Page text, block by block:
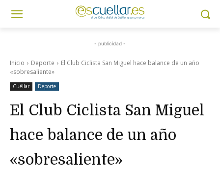
- publicidad -
Inicio Deporte
El Club Ciclista San Miguel hace balance de un año
«sobresaliente»
Cuéllar Deporte
El Club Ciclista San Miguel
hace balance de un año
«sobresaliente»